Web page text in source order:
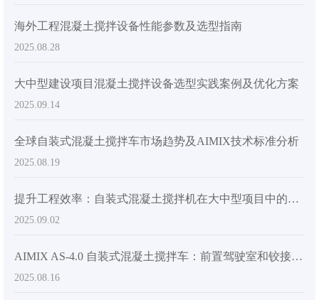
海外工程混凝土搅拌设备性能参数及选型指南
2025.08.28
大中型建设项目混凝土搅拌设备选型实践案例及优化方案
2025.09.14
全球自装式混凝土搅拌车市场趋势及AIMIX技术标准分析
2025.08.19
提升工程效率：自装式混凝土搅拌机在大中型项目中的实际应用
2025.09.02
AIMIX AS-4.0 自装式混凝土搅拌车：前置驾驶室和铰接式底盘如何提升效率和安全性
2025.08.16